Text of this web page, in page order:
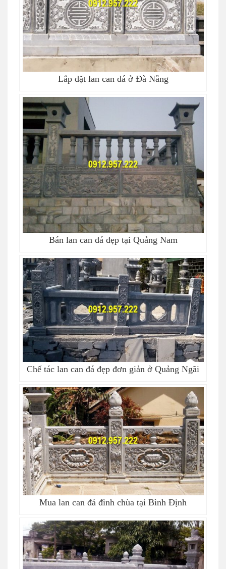
Lắp đặt lan can đá ở Đà Nẵng
Bán lan can đá đẹp tại Quảng Nam
Chế tác lan can đá đẹp đơn giản ở Quảng Ngãi
Mua lan can đá đình chùa tại Bình Định